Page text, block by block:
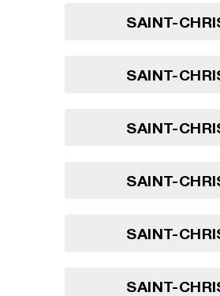
SAINT-
SAINT-
SAINT-
SAINT-
SAINT-
SAINT-